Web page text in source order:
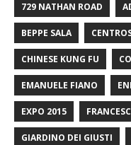
729 NATHAN ROAD
BEPPE SALA
CHINESE KUNG FU
EMANUELE FIANO
EXPO 2015
GIARDINO DEI GIUSTI